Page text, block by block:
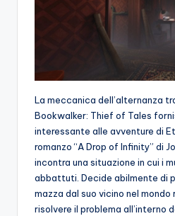
La meccanica dell’alternanza
Bookwalker: Thief of Tales
interessante alle avventure di
romanzo “A Drop of Infinity” di
incontra una situazione in cui i
abbattuti. Decide abilmente di
mazza dal suo vicino nel
risolvere il problema all’interno